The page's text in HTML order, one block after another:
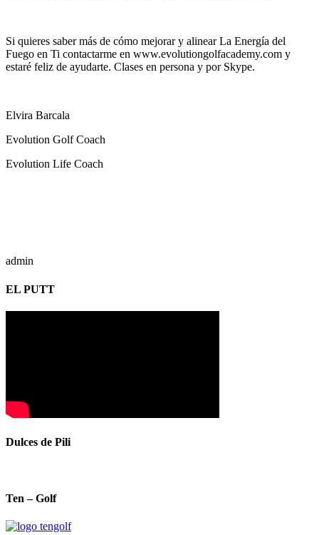
Si quieres saber más de cómo mejorar y alinear La Energía del
Fuego en Ti contactarme en www.evolutiongolfacademy.com y
estaré feliz de ayudarte. Clases en persona y por Skype.
Elvira Barcala
Evolution Golf Coach
Evolution Life Coach
admin
EL PUTT
Dulces de Pili
Ten – Golf